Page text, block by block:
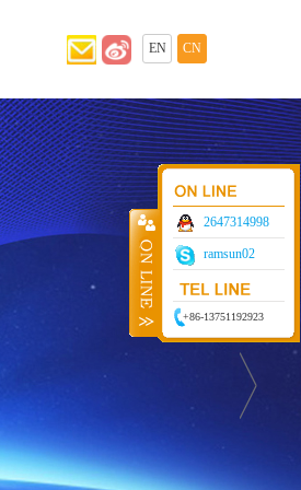
EN CN
2647314998
ramsun02
+86-13751192923